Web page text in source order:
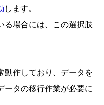
します。
る場合には、この選択肢
動作しており、データを
ータの移行作業が必要に